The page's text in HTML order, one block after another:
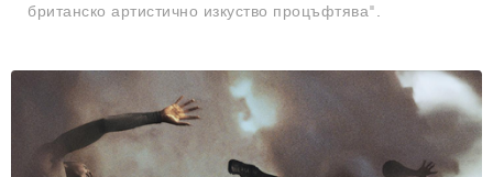
британско артистично изкуство процъфтява".